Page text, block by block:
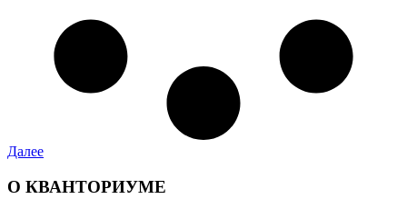
Далее
О КВАНТОРИУМЕ